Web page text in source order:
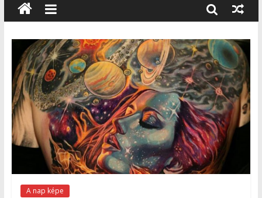
A nap képe